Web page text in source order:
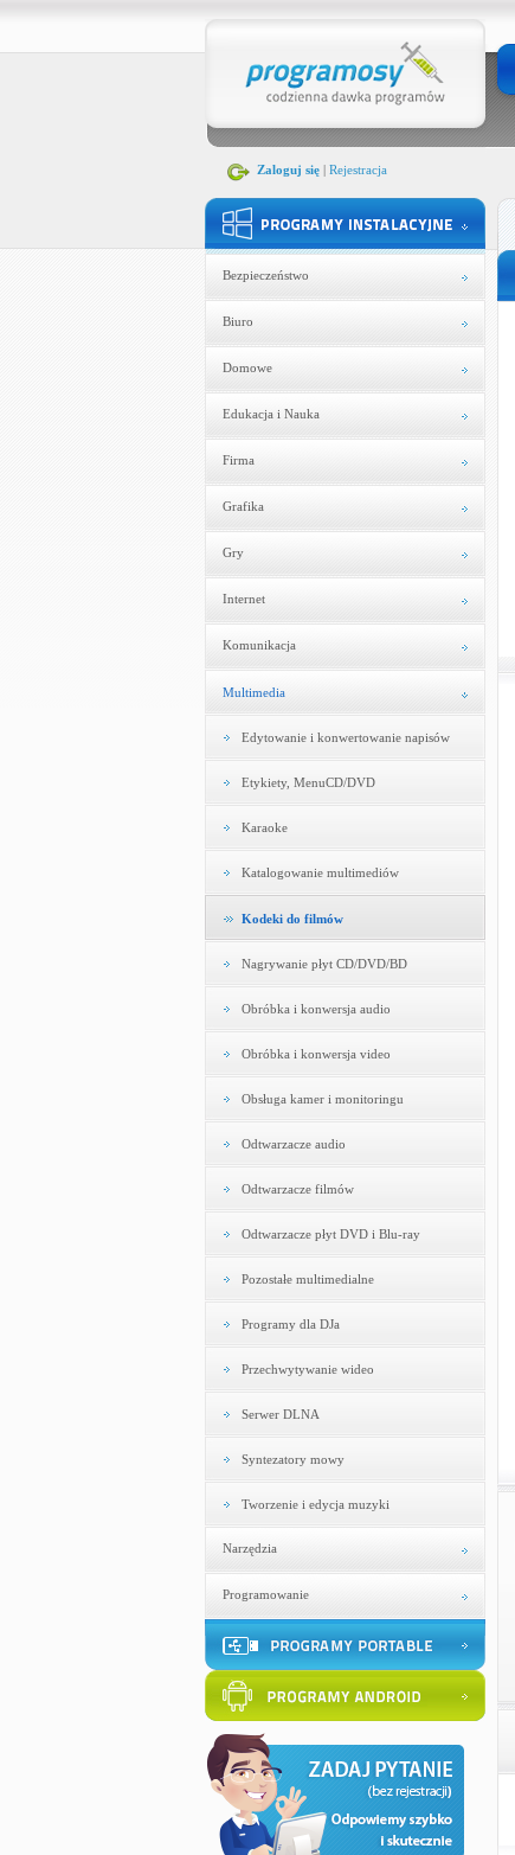
Zaloguj się| Rejestracja
Bezpieczeństwo
Biuro
Domowe
Edukacja i Nauka
Firma
Grafika
Gry
Internet
Komunikacja
Multimedia
Edytowanie i konwertowanie napisów
Etykiety, MenuCD/DVD
Karaoke
Katalogowanie multimediów
Kodeki do filmów
Nagrywanie płyt CD/DVD/BD
Obróbka i konwersja audio
Obróbka i konwersja video
Obsługa kamer i monitoringu
Odtwarzacze audio
Odtwarzacze filmów
Odtwarzacze płyt DVD i Blu-ray
Pozostałe multimedialne
Programy dla DJa
Przechwytywanie wideo
Serwer DLNA
Syntezatory mowy
Tworzenie i edycja muzyki
Narzędzia
Programowanie